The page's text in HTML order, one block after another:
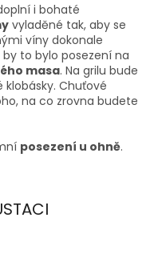
i bohaté
vyladěné tak, aby se
víny dokonale
to bylo posezení na
masa. Na grilu bude
Chuťové
na co zrovna budete
posezení u ohně.